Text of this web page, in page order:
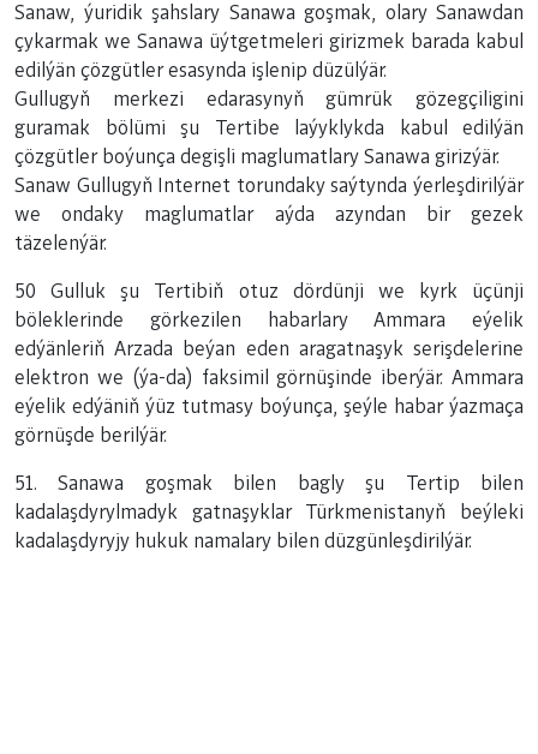
Sanaw, ýuridik şahslary Sanawa goşmak, olary Sanawdan
çykarmak we Sanawa üýtgetmeleri girizmek barada kabul
edilýän çözgütler esasynda işlenip düzülýär.
Gullugyň merkezi edarasynyň gümrük gözegçiligini
guramak bölümi şu Tertibe laýyklykda kabul edilýän
çözgütler boýunça degişli maglumatlary Sanawa girizýär.
Sanaw Gullugyň Internet torundaky saýtynda ýerleşdirilýär
we ondaky maglumatlar aýda azyndan bir gezek
täzelenýär.
50 Gulluk şu Tertibiň otuz dördünji we kyrk üçünji
böleklerinde görkezilen habarlary Ammara eýelik
edýänleriň Arzada beýan eden aragatnaşyk serişdelerine
elektron we (ýa-da) faksimil görnüşinde iberýär. Ammara
eýelik edýäniň ýüz tutmasy boýunça, şeýle habar ýazmaça
görnüşde berilýär.
51. Sanawa goşmak bilen bagly şu Tertip bilen
kadalaşdyrylmadyk gatnaşyklar Türkmenistanyň beýleki
kadalaşdyryjy hukuk namalary bilen düzgünleşdirilýär.